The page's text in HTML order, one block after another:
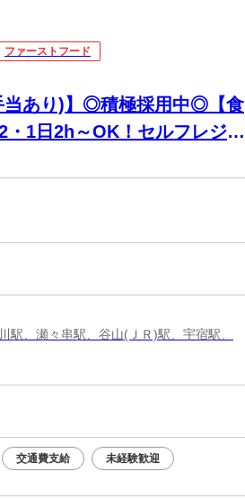
ファーストフード
当あり)】◎積極採用中◎【食
・1日2h～OK！セルフレジで
駅、瀬々串駅、谷山(ＪＲ)駅、宇宿駅、
交通費支給 未経験歓迎